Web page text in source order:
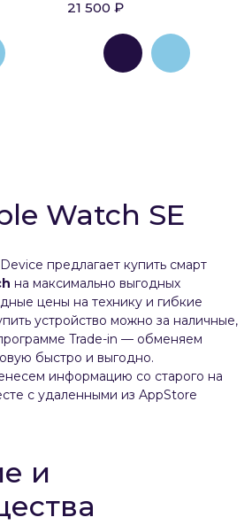
синего цвета
21 500 ₽
Watch SE
предлагает купить смарт
на максимально выгодных
цены на технику и гибкие
устройство можно за наличные,
Trade-in — обменяем
быстро и выгодно.
информацию со старого на
с удаленными из AppStore
и